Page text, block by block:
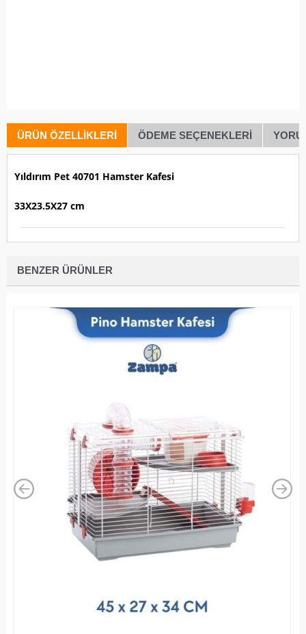
ÜRÜN ÖZELLIKLERI ÖDEME SEÇENEKLERI
Yıldırım Pet 40701 Hamster Kafesi
33X23.5X27 cm
BENZER ÜRÜNLER